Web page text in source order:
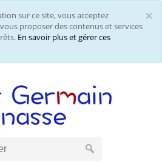
×
sur ce site, vous acceptez
proposer des contenus et services
En savoir plus et gérer ces